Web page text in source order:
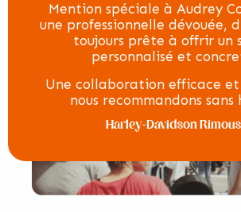
Mention spéciale à Audrey
une professionnelle dévouée,
toujours prête à offrir un
personnalisé et
Une collaboration efficace
nous recommandons sans
Harley-Davidson